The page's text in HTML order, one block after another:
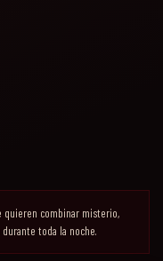
quieren combinar misterio,
toda la noche.